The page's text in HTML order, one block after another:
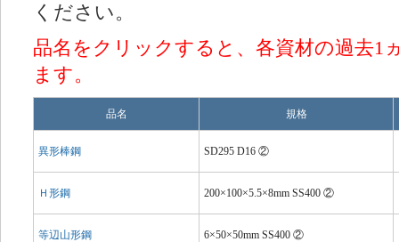
ください。
品名をクリックすると、各資材の過去1
ます。
品名 規格
異形棒鋼 SD295 D16 ②
Ｈ形鋼 200×100×5.5×8mm SS400 ②
等辺山形鋼 6×50×50mm SS400 ②